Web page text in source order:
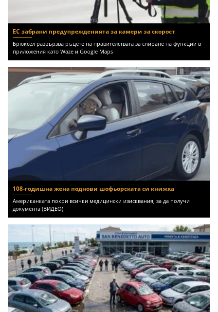
ЕС забрани предупрежденията за камери за скорост
Брюксел развързва ръцете на правителствата за спиране на функции в
приложения като Waze и Google Maps
108-годишна жена поднови шофьорската си книжка
Американката покри всички медицински изисквания, за да получи
документа (ВИДЕО)